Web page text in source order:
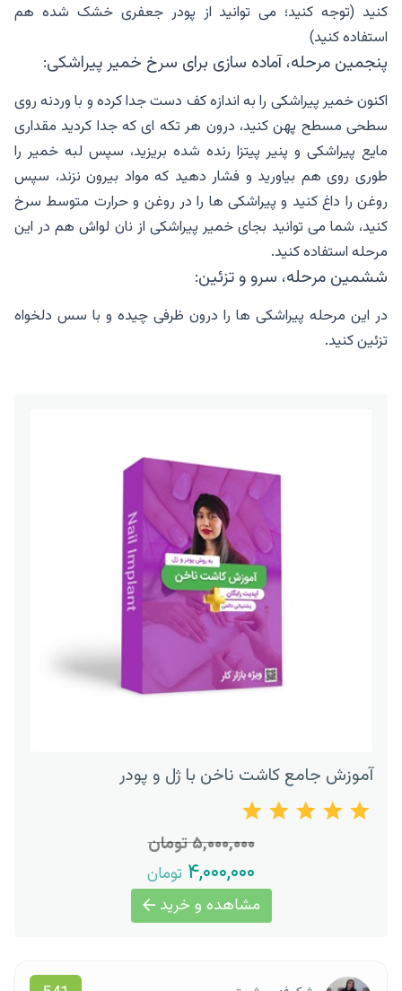
کنید (توجه کنید؛ می توانید از پودر جعفری خشک شده هم
استفاده کنید)
پنجمین مرحله، آماده سازی برای سرخ خمیر پیراشکی:
اکنون خمیر پیراشکی را به اندازه کف دست جدا کرده و با وردنه روی
سطحی مسطح پهن کنید، درون هر تکه ای که جدا کردید مقداری
مایع پیراشکی و پنیر پیتزا رنده شده بریزید، سپس لبه خمیر را
طوری روی هم بیاورید و فشار دهید که مواد بیرون نزند، سپس
روغن را داغ کنید و پیراشکی ها را در روغن و حرارت متوسط سرخ
کنید، شما می توانید بجای خمیر پیراشکی از نان لواش هم در این
مرحله استفاده کنید.
ششمین مرحله، سرو و تزئین:
در این مرحله پیراشکی ها را درون ظرفی چیده و با سس دلخواه
تزئین کنید.
آموزش جامع کاشت ناخن با ژل و پودر
۵,۰۰۰,۰۰۰ تومان
۴,۰۰۰,۰۰۰ تومان
مشاهده و خرید